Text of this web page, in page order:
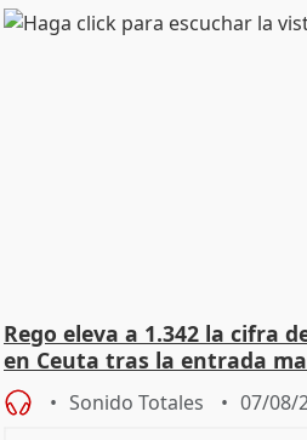
Rego eleva a 1.342 la cifra
en Ceuta tras la entrada
Sonido Totales 07/08/